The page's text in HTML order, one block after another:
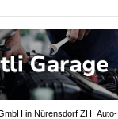
in Nürensdorf ZH: Auto-